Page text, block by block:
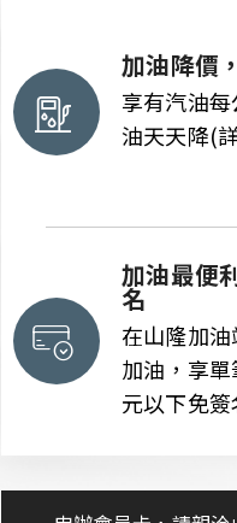
會員卡查詢
加油降價
享有汽油
油天天降(
加油最便
名
在山隆加
加油，享
元以下免簽